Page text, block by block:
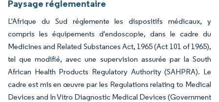
Paysage réglementaire
L'Afrique du Sud réglemente les dispositifs médicaux, y
compris les équipements d'endoscopie, dans le cadre du
Medicines and Related Substances Act, 1965 (Act 101 of 1965),
tel que modifié, avec une supervision assurée par la South
African Health Products Regulatory Authority (SAHPRA). Le
cadre est mis en œuvre par les Regulations relating to Medical
Devices and In Vitro Diagnostic Medical Devices (Government